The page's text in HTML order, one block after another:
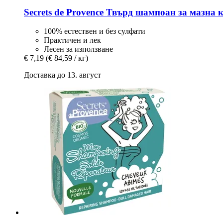
Secrets de Provence Твърд шампоан за мазна
100% естествен и без сулфати
Практичен и лек
Лесен за използване
€ 7,19 (€ 84,59 / кг)
Доставка до 13. август